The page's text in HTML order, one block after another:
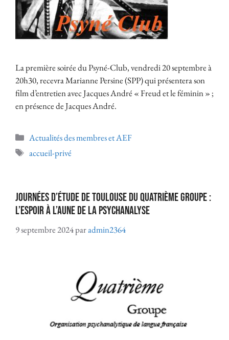
La première soirée du Psyné-Club, vendredi 20 septembre à
20h30, recevra Marianne Persine (SPP) qui présentera son
film d’entretien avec Jacques André « Freud et le féminin » ;
en présence de Jacques André.
Actualités des membres et AEF
accueil-privé
JOURNÉES D’ÉTUDE DE TOULOUSE du Quatrième Groupe :
L’espoir à l’aune de la psychanalyse
9 septembre 2024paradmin2364